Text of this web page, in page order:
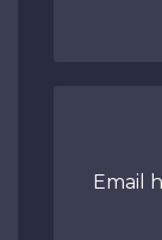
Email